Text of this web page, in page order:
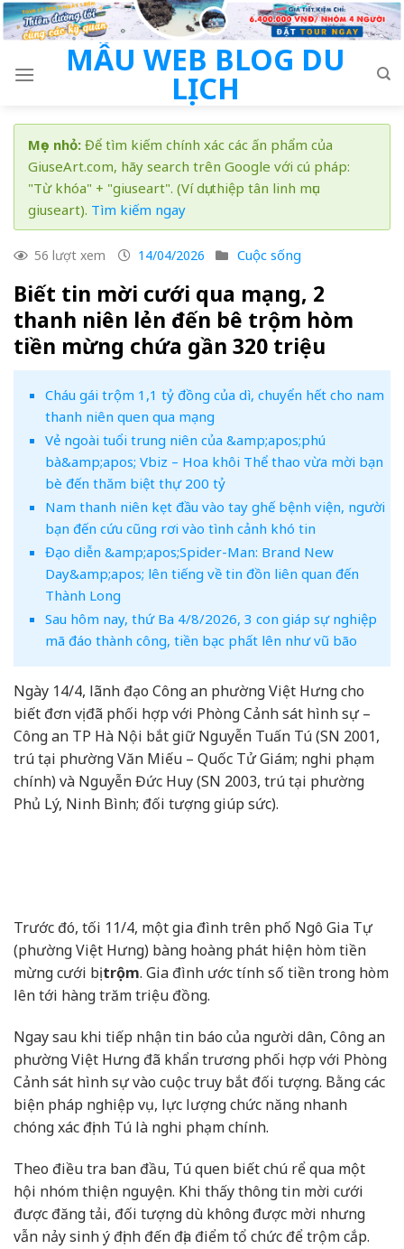
Skip
to
MẪU WEB BLOG DU
LỊCH
Mẹo nhỏ: Để tìm kiếm chính xác các ấn phẩm của
GiuseArt.com, hãy search trên Google với cú pháp:
"Từ khóa" + "giuseart". (Ví dụ: thiệp tân linh mục
giuseart). Tìm kiếm ngay
56 lượt xem 14/04/2026 Cuộc sống
Biết tin mời cưới qua mạng, 2
thanh niên lẻn đến bê trộm hòm
tiền mừng chứa gần 320 triệu
Cháu gái trộm 1,1 tỷ đồng của dì, chuyển hết cho nam
thanh niên quen qua mạng
Vẻ ngoài tuổi trung niên của &amp;apos;phú
bà&amp;apos; Vbiz – Hoa khôi Thể thao vừa mời bạn
bè đến thăm biệt thự 200 tỷ
Nam thanh niên kẹt đầu vào tay ghế bệnh viện, người
bạn đến cứu cũng rơi vào tình cảnh khó tin
Đạo diễn &amp;apos;Spider-Man: Brand New
Day&amp;apos; lên tiếng về tin đồn liên quan đến
Thành Long
Sau hôm nay, thứ Ba 4/8/2026, 3 con giáp sự nghiệp
mã đáo thành công, tiền bạc phất lên như vũ bão
Ngày 14/4, lãnh đạo Công an phường Việt Hưng cho
biết đơn vị đã phối hợp với Phòng Cảnh sát hình sự –
Công an TP Hà Nội bắt giữ Nguyễn Tuấn Tú (SN 2001,
trú tại phường Văn Miếu – Quốc Tử Giám; nghi phạm
chính) và Nguyễn Đức Huy (SN 2003, trú tại phường
Phủ Lý, Ninh Bình; đối tượng giúp sức).
Trước đó, tối 11/4, một gia đình trên phố Ngô Gia Tự
(phường Việt Hưng) bàng hoàng phát hiện hòm tiền
mừng cưới bịtrộm. Gia đình ước tính số tiền trong hòm
lên tới hàng trăm triệu đồng.
Ngay sau khi tiếp nhận tin báo của người dân, Công an
phường Việt Hưng đã khẩn trương phối hợp với Phòng
Cảnh sát hình sự vào cuộc truy bắt đối tượng. Bằng các
biện pháp nghiệp vụ, lực lượng chức năng nhanh
chóng xác định Tú là nghi phạm chính.
Theo điều tra ban đầu, Tú quen biết chú rể qua một
hội nhóm thiện nguyện. Khi thấy thông tin mời cưới
được đăng tải, đối tượng dù không được mời nhưng
vẫn nảy sinh ý định đến địa điểm tổ chức để trộm cắp.